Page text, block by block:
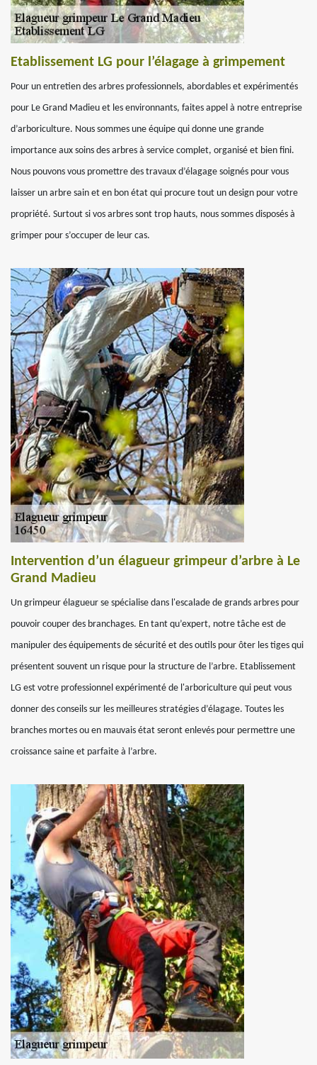
Etablissement LG pour l’élagage à grimpement
Pour un entretien des arbres professionnels, abordables et expérimentés
pour Le Grand Madieu et les environnants, faites appel à notre entreprise
d’arboriculture. Nous sommes une équipe qui donne une grande
importance aux soins des arbres à service complet, organisé et bien fini.
Nous pouvons vous promettre des travaux d’élagage soignés pour vous
laisser un arbre sain et en bon état qui procure tout un design pour votre
propriété. Surtout si vos arbres sont trop hauts, nous sommes disposés à
grimper pour s’occuper de leur cas.
Intervention d’un élagueur grimpeur d’arbre à Le
Grand Madieu
Un grimpeur élagueur se spécialise dans l'escalade de grands arbres pour
pouvoir couper des branchages. En tant qu’expert, notre tâche est de
manipuler des équipements de sécurité et des outils pour ôter les tiges qui
présentent souvent un risque pour la structure de l’arbre. Etablissement
LG est votre professionnel expérimenté de l'arboriculture qui peut vous
donner des conseils sur les meilleures stratégies d’élagage. Toutes les
branches mortes ou en mauvais état seront enlevés pour permettre une
croissance saine et parfaite à l’arbre.